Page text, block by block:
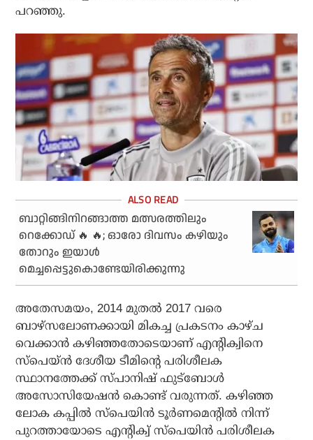
പറഞ്ഞു.
ബാറ്റിങ്ങിനിറങ്ങാത്ത മത്സരത്തിലും
റെക്കോഡ് 🔥 🔥; ഓരോ ദിവസം കഴിയും
തോറും ഇയാള്‍
മെച്ചപ്പെട്ടുകൊണ്ടേയിരിക്കുന്നു
അതേസമയം, 2014 മുതല്‍ 2017 വരെ
ബാഴ്‌സലോണക്കായി മികച്ച പ്രകടനം കാഴ്ച
വെക്കാന്‍ കഴിഞ്ഞതോടെയാണ് എന്റിക്വിനെ
സ്‌പെയ്ന്‍ ദേശീയ ടീമിന്റെ പരിശീലക
സ്ഥാനത്തേക്ക് സ്പാനിഷ് ഫുട്‌ബോള്‍
അസോസിയേഷന്‍ കൊണ്ട് വരുന്നത്. കഴിഞ്ഞ
ലോക കപ്പില്‍ സ്പെയിന്‍ ടൂര്‍ണമെന്റില്‍ നിന്ന്
പുറത്തായോടെ എന്റിക്വ് സ്പെയിന്‍ പരിശീലക